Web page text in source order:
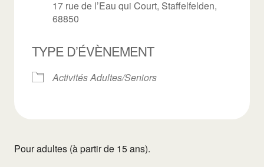
17 rue de l’Eau qui Court, Staffelfelden,
68850
TYPE D’ÉVÈNEMENT
Activités Adultes/Seniors
Pour adultes (à partir de 15 ans).